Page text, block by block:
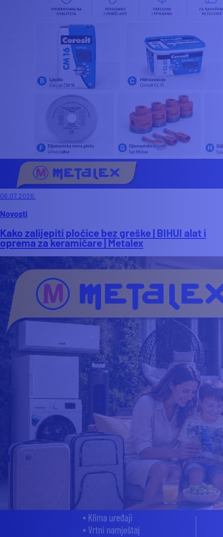
06.07.2026.
Novosti
Kako zalijepiti pločice bez greške | BIHUI alat i
oprema za keramičare | Metalex